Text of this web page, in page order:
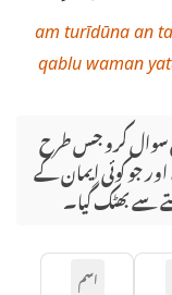
am turīdūna an
qablu waman
سوال کرو جس طرح
جو کوئی ایمان کے
سے بھٹک گیا۔
اسم